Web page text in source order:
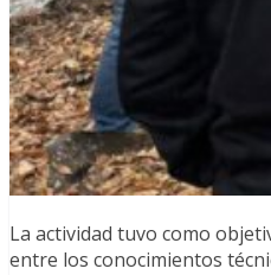
La actividad tuvo como
entre los conocimientos